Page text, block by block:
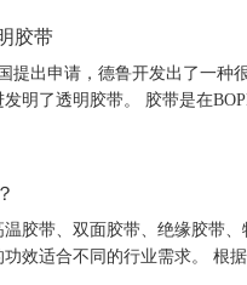
胶带
提出申请，德鲁开发出了一种
合的黏合剂，后来经过改进发明了透明胶
胶带、双面胶带、绝缘胶带、
敏胶带、模切胶带，